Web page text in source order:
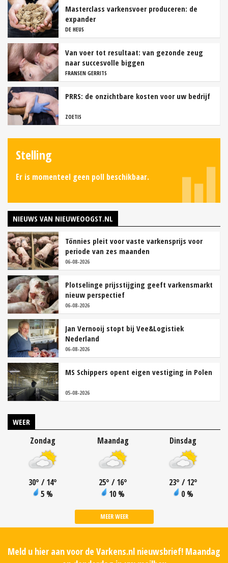
Masterclass varkensvoer produceren: de
expander
DE HEUS
Van voer tot resultaat: van gezonde zeug
naar succesvolle biggen
FRANSEN GERRITS
PRRS: de onzichtbare kosten voor uw bedrijf
ZOETIS
Stelling
Er is momenteel geen poll beschikbaar.
NIEUWS VAN NIEUWEOOGST.NL
Tönnies pleit voor vaste varkensprijs voor
periode van zes maanden
06-08-2026
Plotselinge prijsstijging geeft varkensmarkt
nieuw perspectief
06-08-2026
Jan Vernooij stopt bij Vee&Logistiek
Nederland
06-08-2026
MS Schippers opent eigen vestiging in Polen
05-08-2026
WEER
Zondag
30° / 14°
5 %
Maandag
25° / 16°
10 %
Dinsdag
23° / 12°
0 %
MEER WEER
Meld u hier aan voor de Varkens.nl nieuwsbrief! Maandag